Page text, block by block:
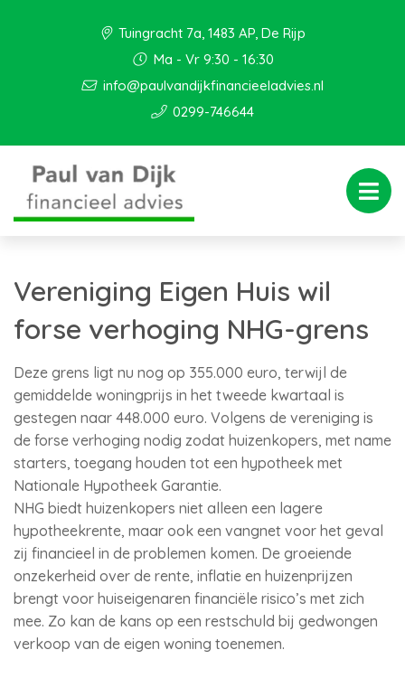
Tuingracht 7a, 1483 AP, De Rijp
Ma - Vr 9:30 - 16:30
info@paulvandijkfinancieeladvies.nl
0299-746644
Vereniging Eigen Huis wil
forse verhoging NHG-grens
Deze grens ligt nu nog op 355.000 euro, terwijl de
gemiddelde woningprijs in het tweede kwartaal is
gestegen naar 448.000 euro. Volgens de vereniging is
de forse verhoging nodig zodat huizenkopers, met name
starters, toegang houden tot een hypotheek met
Nationale Hypotheek Garantie.
NHG biedt huizenkopers niet alleen een lagere
hypotheekrente, maar ook een vangnet voor het geval
zij financieel in de problemen komen. De groeiende
onzekerheid over de rente, inflatie en huizenprijzen
brengt voor huiseigenaren financiële risico’s met zich
mee. Zo kan de kans op een restschuld bij gedwongen
verkoop van de eigen woning toenemen.